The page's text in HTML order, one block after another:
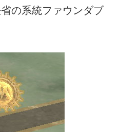
の系統ファウンダブ